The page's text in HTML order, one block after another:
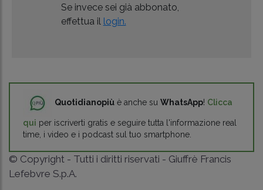
Se invece sei già abbonato,
effettua il login.
Quotidianopiù è anche su WhatsApp! Clicca
qui per iscriverti gratis e seguire tutta l'informazione real
time, i video e i podcast sul tuo smartphone.
© Copyright - Tutti i diritti riservati - Giuffrè Francis
Lefebvre S.p.A.